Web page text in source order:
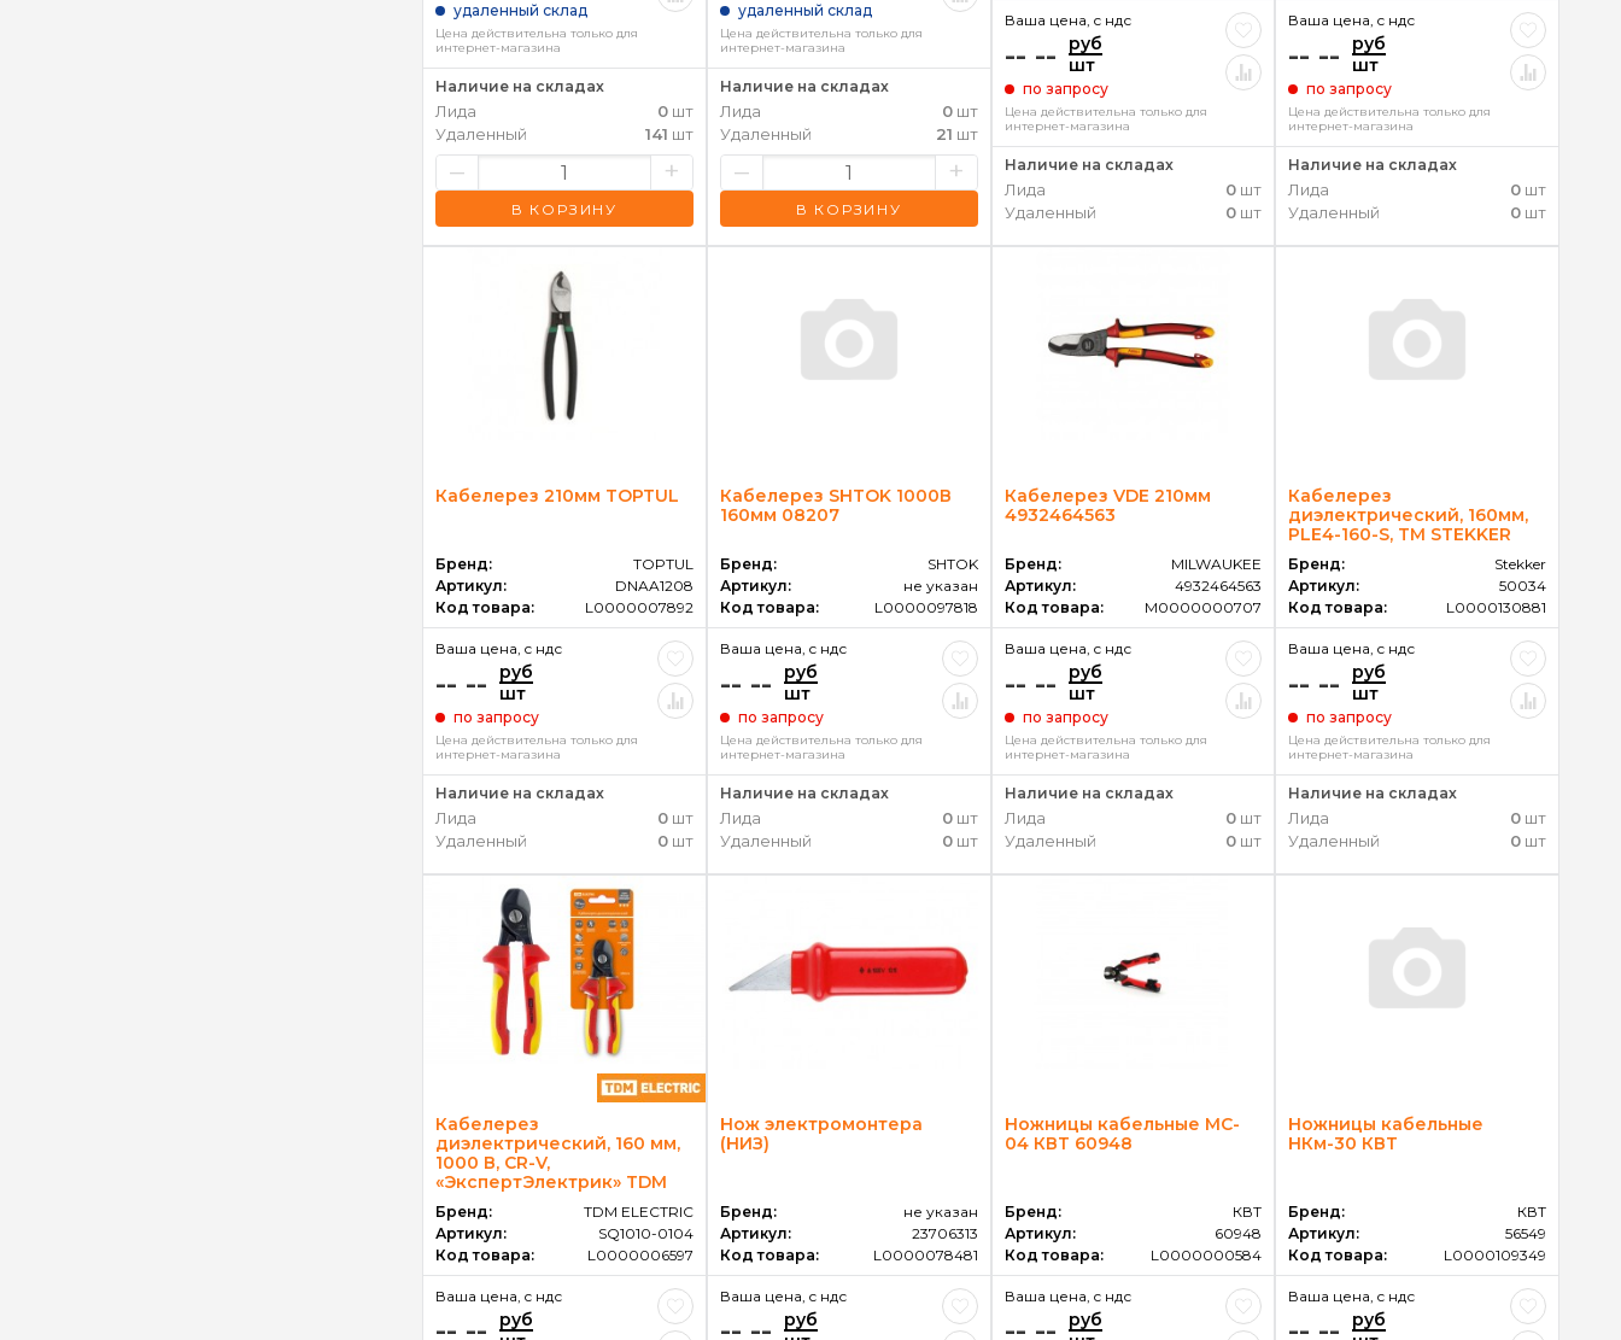
удаленный склад
Цена действительна только для
интернет-магазина
Наличие на складах
Лида 0шт
Удаленный
141 шт
– +
В КОРЗИНУ
удаленный склад
Цена действительна только для
интернет-магазина
Наличие на складах
Лида 0шт
Удаленный
21 шт
– +
В КОРЗИНУ
Ваша цена, c ндс
-- --
руб
шт
по запросу
Цена действительна только для
интернет-магазина
Наличие на складах
Лида 0 шт
Удаленный
0 шт
Ваша цена, c ндс
-- --
руб
шт
по запросу
Цена действительна только для
интернет-магазина
Наличие на складах
Лида 0 шт
Удаленный
0 шт
Кабелерез 210мм TOPTUL
Бренд:
TOPTUL
Артикул:
DNAA1208
Код товара:
L0000007892
Ваша цена, c ндс
-- --
руб
шт
по запросу
Цена действительна только для
интернет-магазина
Наличие на складах
Лида 0шт
Удаленный
0шт
Кабелерез SHTOK 1000В
160мм 08207
Бренд:
SHTOK
Артикул:
не указан
Код товара:
L0000097818
Ваша цена, c ндс
-- --
руб
шт
по запросу
Цена действительна только для
интернет-магазина
Наличие на складах
Лида 0шт
Удаленный
0шт
Кабелерез VDE 210мм
4932464563
Бренд:
MILWAUKEE
Артикул:
4932464563
Код товара:
M0000000707
Ваша цена, c ндс
-- --
руб
шт
по запросу
Цена действительна только для
интернет-магазина
Наличие на складах
Лида 0 шт
Удаленный
0 шт
Кабелерез
диэлектрический, 160мм,
PLE4-160-S, TM STEKKER
Бренд:
Stekker
Артикул:
50034
Код товара:
L0000130881
Ваша цена, c ндс
-- --
руб
шт
по запросу
Цена действительна только для
интернет-магазина
Наличие на складах
Лида 0 шт
Удаленный
0 шт
Кабелерез
диэлектрический, 160 мм,
1000 В, CR-V,
«ЭкспертЭлектрик» TDM
Бренд:
TDM ELECTRIC
Артикул:
SQ1010-0104
Код товара:
L0000006597
Ваша цена, c ндс
-- --
руб
Нож электромонтера
(НИЗ)
Бренд:
не указан
Артикул:
23706313
Код товара:
L0000078481
Ваша цена, c ндс
-- --
руб
Ножницы кабельные MC-
04 КВТ 60948
Бренд:
КВТ
Артикул:
60948
Код товара:
L0000000584
Ваша цена, c ндс
-- --
руб
Ножницы кабельные
НКм-30 КВТ
Бренд:
КВТ
Артикул:
56549
Код товара:
L0000109349
Ваша цена, c ндс
-- --
руб